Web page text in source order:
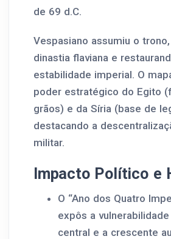
de 69 d.C.
Vespasiano assumiu o
dinastia flaviana e
estabilidade imperial. O
poder estratégico do Egito
grãos) e da Síria (base de
destacando a
militar.
Impacto Político e
O “Ano dos Quatro
expôs a
central e a crescente